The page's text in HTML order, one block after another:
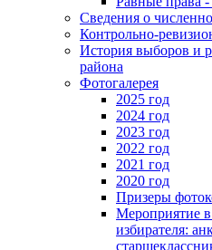
Сведения о
Контрольно-
История выборов и
района
Фотогалерея
2025 год
2024 год
2023 год
2022 год
2021 год
2020 год
Призеры
Мероприятие
избирателя: